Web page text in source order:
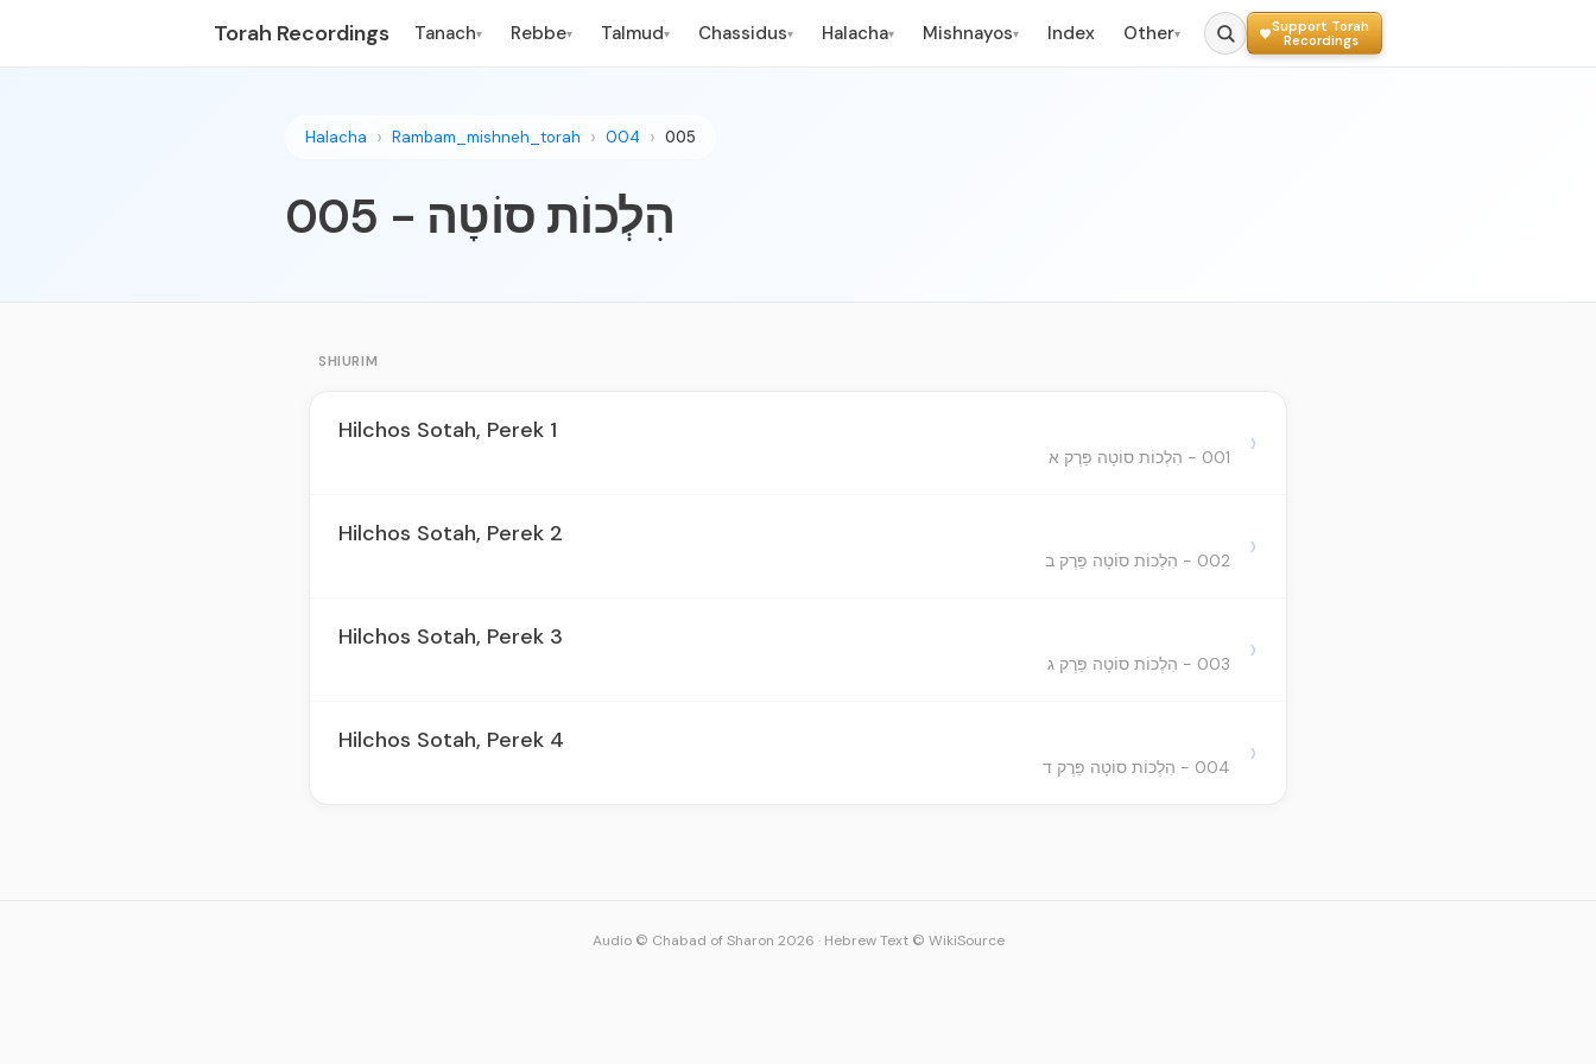
Torah Recordings Tanach▾ Rebbe▾ Talmud▾ Chassidus▾ Halacha▾ Mishnayos▾ Index Other▾
Support Torah
Recordings
Halacha Rambam_mishneh_torah 004 005
005 - הִלְכוֹת סוֹטָה
SHIURIM
Hilchos Sotah, Perek 1
001 - הִלְכוֹת סוֹטָה פֵּרֶק א ›
Hilchos Sotah, Perek 2
002 - הִלְכוֹת סוֹטָה פֵּרֶק ב ›
Hilchos Sotah, Perek 3
003 - הִלְכוֹת סוֹטָה פֵּרֶק ג ›
Hilchos Sotah, Perek 4
004 - הִלְכוֹת סוֹטָה פֵּרֶק ד ›
Audio © Chabad of Sharon 2026 · Hebrew Text © WikiSource